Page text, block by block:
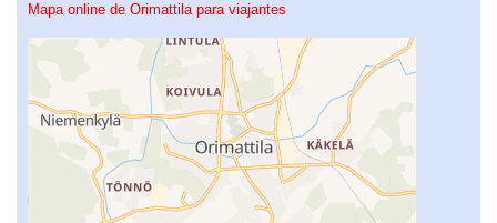
Mapa online de Orimattila para viajantes